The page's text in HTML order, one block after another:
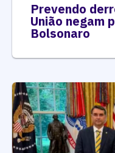
Prevendo
União negam
Bolsonaro